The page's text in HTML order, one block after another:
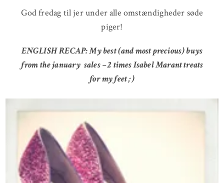
God fredag til jer under alle omstændigheder søde
piger!
ENGLISH RECAP: My best (and most precious) buys
from the january sales – 2 times Isabel Marant treats
for my feet ;)